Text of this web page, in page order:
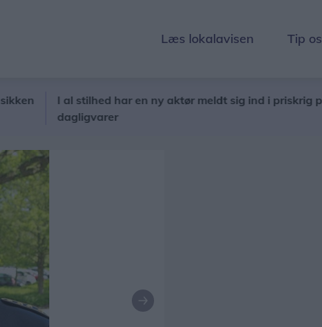
Læs lokalavisen Tip os
I al stilhed har en ny aktør meldt sig ind i priskrig på
dagligvarer
Næste